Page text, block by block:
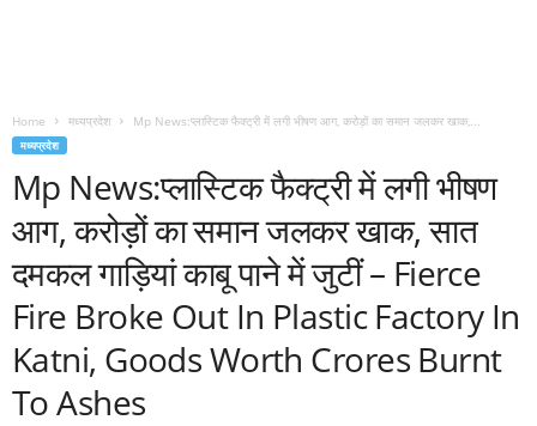
Home मध्यप्रदेश Mp News:प्लास्टिक फैक्ट्री में लगी भीषण आग, करोड़ों का समान जलकर खाक,...
मध्यप्रदेश
Mp News:प्लास्टिक फैक्ट्री में लगी भीषण
आग, करोड़ों का समान जलकर खाक, सात
दमकल गाड़ियां काबू पाने में जुटीं – Fierce
Fire Broke Out In Plastic Factory In
Katni, Goods Worth Crores Burnt
To Ashes